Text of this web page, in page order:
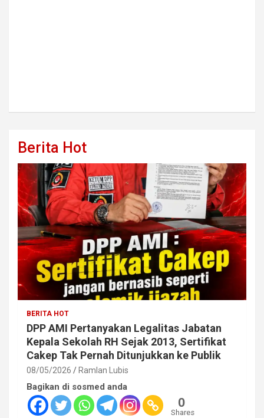
Berita Hot
BERITA HOT
DPP AMI Pertanyakan Legalitas Jabatan
Kepala Sekolah RH Sejak 2013, Sertifikat
Cakep Tak Pernah Ditunjukkan ke Publik
08/05/2026 Ramlan Lubis
Bagikan di sosmed anda
0
Shares